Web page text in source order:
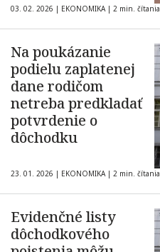
03. 02. 2026 | EKONOMIKA | 2 min. čítania
Na poukázanie
podielu zaplatenej
dane rodičom
netreba predkladať
potvrdenie o
dôchodku
23. 01. 2026 | EKONOMIKA | 2 min. čítania
Evidenčné listy
dôchodkového